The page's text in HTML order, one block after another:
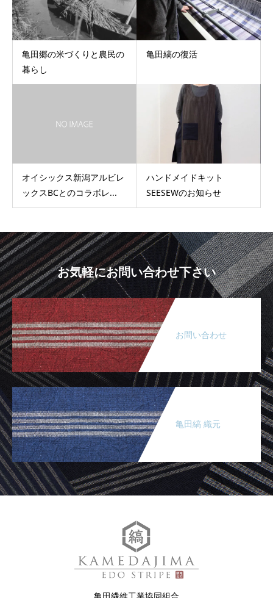
亀田郷の米づくりと農民の
暮らし
亀田縞の復活
オイシックス新潟アルビレ
ックスBCとのコラボレ...
ハンドメイドキット
SEESEWのお知らせ
お気軽にお問い合わせ下さい
お問い合わせ
亀田縞 織元